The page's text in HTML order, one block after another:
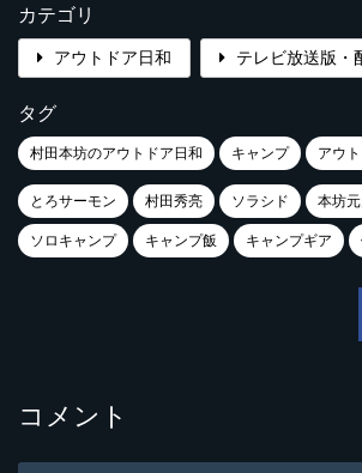
カテゴリ
アウトドア日和 テレビ放送版・
タグ
村田本坊のアウトドア日和 キャンプ アウ
とろサーモン 村田秀亮 ソラシド 本坊
ソロキャンプ キャンプ飯 キャンプギア
コメント